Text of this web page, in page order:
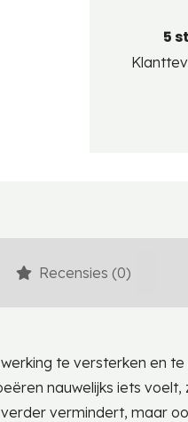
5
Recensies (0)
te versterken en
nauwelijks iets
vermindert, maar